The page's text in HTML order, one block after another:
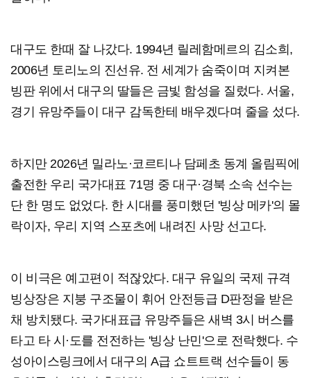
대구도 한때 잘 나갔다. 1994년 릴레함메르의 김소희,
2006년 토리노의 진선유. 전 세계가 숨죽이며 지켜본
빙판 위에서 대구의 딸들은 금빛 함성을 질렀다. 서울,
경기 유망주들이 대구 감독한테 배우겠다며 줄을 섰다.
하지만 2026년 밀라노·코르티나 담페초 동계 올림픽에
출전한 우리 국가대표 71명 중 대구·경북 소속 선수는
단 한 명도 없었다. 한 시대를 풍미했던 '빙상 메카'의 몰
락이자, 우리 지역 스포츠에 내려진 사망 선고다.
이 비극은 예고편이 적잖았다. 대구 유일의 국제 규격
빙상장은 지붕 구조물이 휘어 안전등급 D판정을 받은
채 방치됐다. 국가대표급 유망주들은 새벽 3시 버스를
타고 타 시·도를 전전하는 '빙상 난민'으로 전락했다. 수
성아이스링크에서 대구의 A급 쇼트트랙 선수들이 동